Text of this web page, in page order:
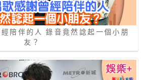
陪伴的人 錄音竟然諗起一個小朋
友？